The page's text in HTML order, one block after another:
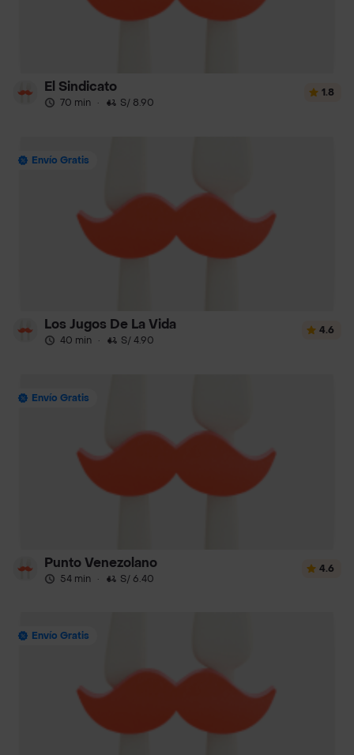
El Sindicato
70 min · S/ 8.90
1.8
Envío Gratis
Los Jugos De La Vida
40 min · S/ 4.90
4.6
Envío Gratis
Punto Venezolano
54 min · S/ 6.40
4.6
Envío Gratis